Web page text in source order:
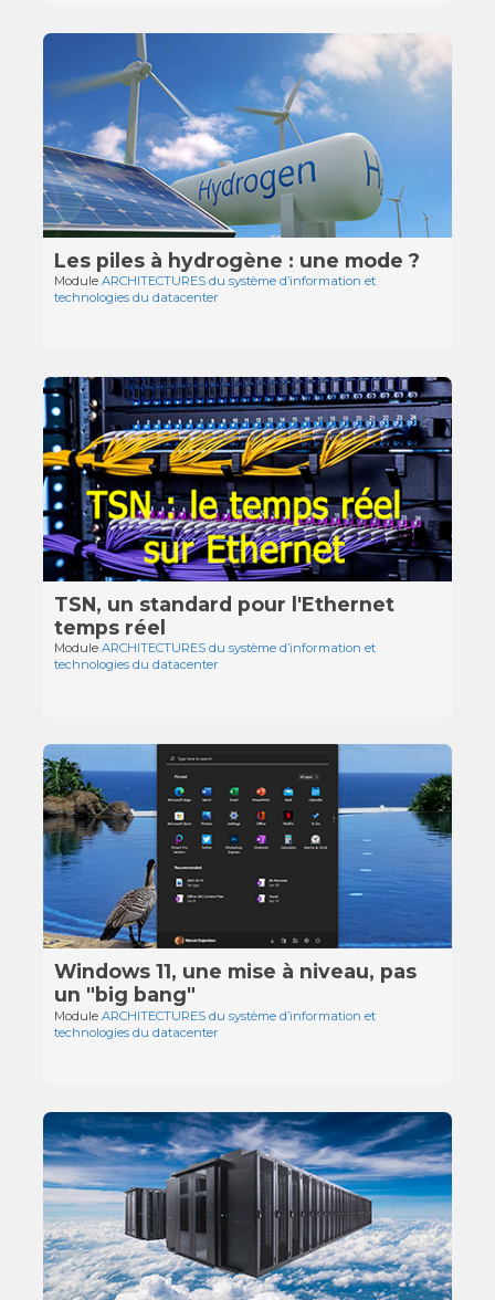
Les piles à hydrogène : une mode ?
ModuleARCHITECTURES du système d’information et
technologies du datacenter
TSN, un standard pour l'Ethernet
temps réel
ModuleARCHITECTURES du système d’information et
technologies du datacenter
Windows 11, une mise à niveau, pas
un "big bang"
ModuleARCHITECTURES du système d’information et
technologies du datacenter